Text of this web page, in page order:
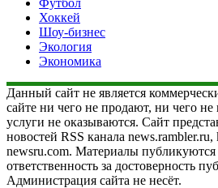
Хоккей
Шоу-бизнес
Экология
Экономика
Данный сайт не является
сайте ни чего не продают, ни чего
услуги не оказываются. Сайт
новостей RSS канала news.rambler.ru,
newsru.com. Материалы публикуются
ответственность за достоверность
Администрация сайта не несёт.